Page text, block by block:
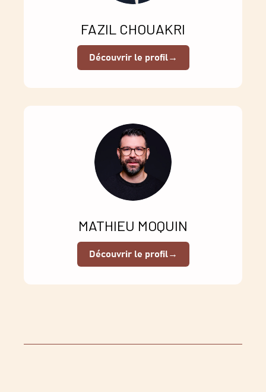
FAZIL CHOUAKRI
Découvrir le profil→
MATHIEU MOQUIN
Découvrir le profil→